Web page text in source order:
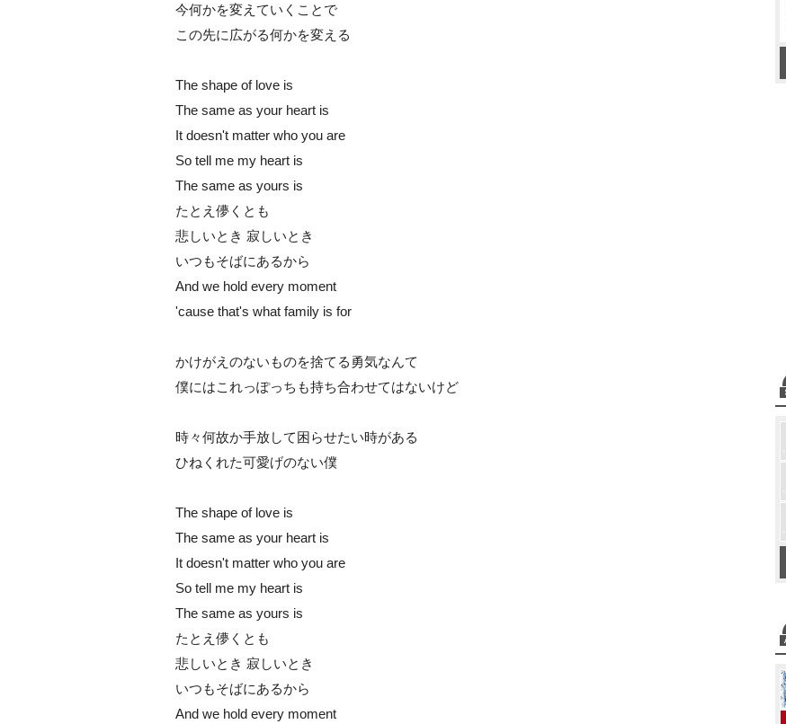
今何かを変えていくことで
この先に広がる何かを変える
The shape of love is
The same as your heart is
It doesn't matter who you are
So tell me my heart is
The same as yours is
たとえ儚くとも
悲しいとき 寂しいとき
いつもそばにあるから
And we hold every moment
'cause that's what family is for
かけがえのないものを捨てる勇気なんて
僕にはこれっぽっちも持ち合わせてはないけど
時々何故か手放して困らせたい時がある
ひねくれた可愛げのない僕
The shape of love is
The same as your heart is
It doesn't matter who you are
So tell me my heart is
The same as yours is
たとえ儚くとも
悲しいとき 寂しいとき
いつもそばにあるから
And we hold every moment